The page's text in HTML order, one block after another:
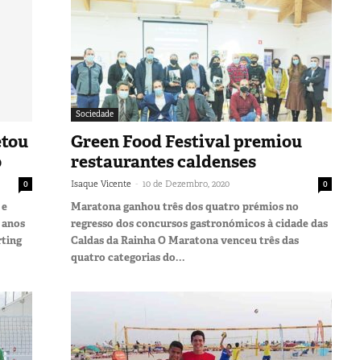
0
Sociedade
Green Food Festival premiou
restaurantes caldenses
Isaque Vicente - 10 de Dezembro, 2020 0
Maratona ganhou três dos quatro prémios no
regresso dos concursos gastronómicos à cidade das
Caldas da Rainha O Maratona venceu três das
quatro categorias do...